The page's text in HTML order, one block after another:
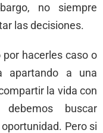
no siempre
las decisiones.
hacerles caso o
apartando a una
la vida con
buscar
Pero si